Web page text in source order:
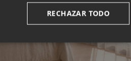
RECHAZAR TODO